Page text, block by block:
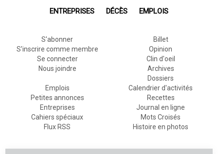
ENTREPRISES DÉCÈS EMPLOIS
S'abonner
S'inscrire comme membre
Se connecter
Nous joindre
Billet
Opinion
Clin d'oeil
Archives
Dossiers
Emplois
Petites annonces
Entreprises
Cahiers spéciaux
Flux RSS
Calendrier d'activités
Recettes
Journal en ligne
Mots Croisés
Histoire en photos